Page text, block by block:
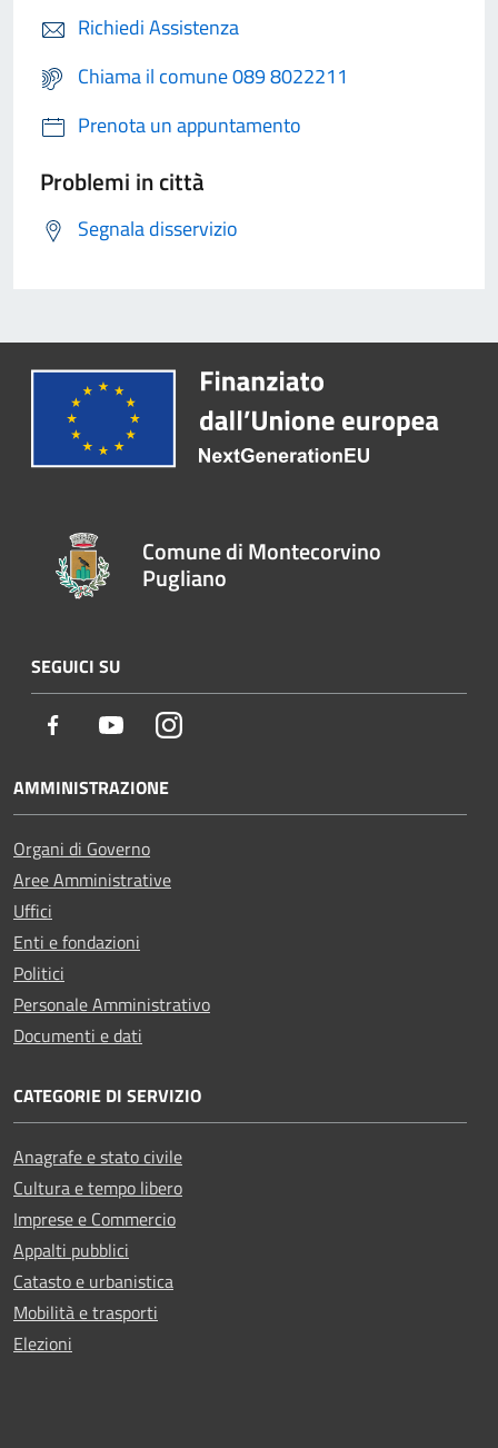
Richiedi Assistenza
Chiama il comune 089 8022211
Prenota un appuntamento
Problemi in città
Segnala disservizio
Comune di Montecorvino
Pugliano
SEGUICI SU
Facebook YoutubeInstagram
AMMINISTRAZIONE
Organi di Governo
Aree Amministrative
Uffici
Enti e fondazioni
Politici
Personale Amministrativo
Documenti e dati
CATEGORIE DI SERVIZIO
Anagrafe e stato civile
Cultura e tempo libero
Imprese e Commercio
Appalti pubblici
Catasto e urbanistica
Mobilità e trasporti
Elezioni